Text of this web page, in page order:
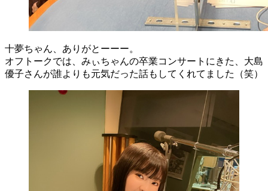
十夢ちゃん、ありがとーーー。
オフトークでは、みぃちゃんの卒業コンサートにきた、大島
優子さんが誰よりも元気だった話もしてくれてました（笑）